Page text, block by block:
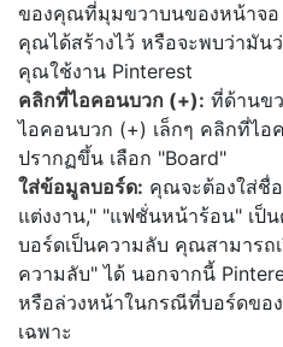
ของคุณที่มุมขวาบนของหน้าจ
คุณได้สร้างไว้ หรือจะพบว่ามัน
คุณใช้งาน Pinterest
คลิกที่ไอคอนบวก (+): ที่ด้านข
ไอคอนบวก (+) เล็กๆ คลิกที่ไอ
ปรากฏขึ้น เลือก "Board"
ใส่ข้อมูลบอร์ด: คุณจะต้องใส่ชื่
แต่งงาน," "แฟชั่นหน้าร้อน" เป็
บอร์ดเป็นความลับ คุณสามารถ
ความลับ" ได้ นอกจากนี้
หรือล่วงหน้าในกรณีที่บอร์ดขอ
เฉพาะ